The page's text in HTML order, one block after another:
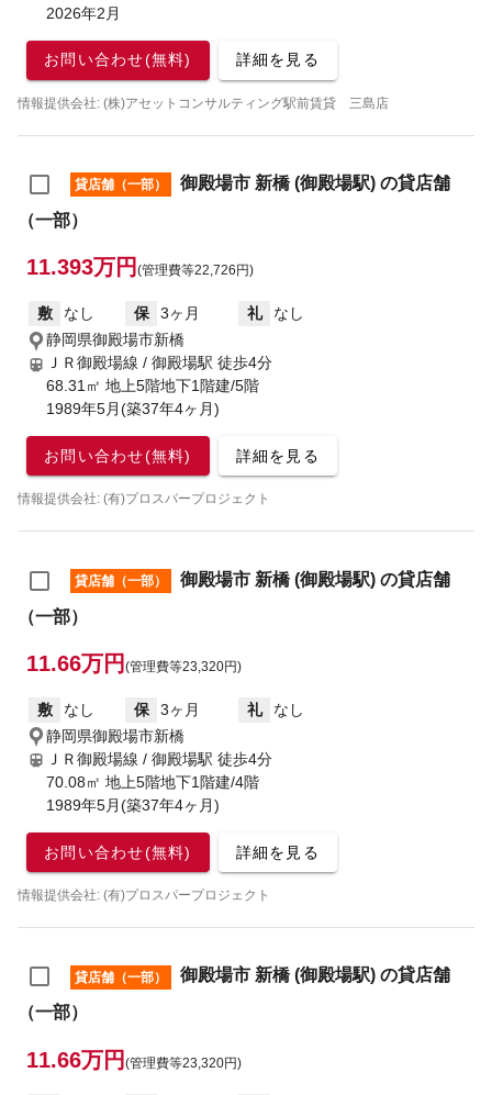
2026年2月
お問い合わせ(無料) 詳細を見る
情報提供会社: (株)アセットコンサルティング駅前賃貸 三島店
貸店舗（一部）
御殿場市 新橋 (御殿場駅) の貸店舗
（一部）
11.393万円 (管理費等22,726円)
敷 なし 保 3ヶ月 礼
なし
静岡県御殿場市新橋
ＪＲ御殿場線 / 御殿場駅 徒歩4分
68.31㎡ 地上5階地下1階建/5階
1989年5月(築37年4ヶ月)
お問い合わせ(無料) 詳細を見る
情報提供会社: (有)プロスパープロジェクト
貸店舗（一部）
御殿場市 新橋 (御殿場駅) の貸店舗
（一部）
11.66万円 (管理費等23,320円)
敷 なし 保 3ヶ月 礼
なし
静岡県御殿場市新橋
ＪＲ御殿場線 / 御殿場駅 徒歩4分
70.08㎡ 地上5階地下1階建/4階
1989年5月(築37年4ヶ月)
お問い合わせ(無料) 詳細を見る
情報提供会社: (有)プロスパープロジェクト
貸店舗（一部）
御殿場市 新橋 (御殿場駅) の貸店舗
（一部）
11.66万円 (管理費等23,320円)